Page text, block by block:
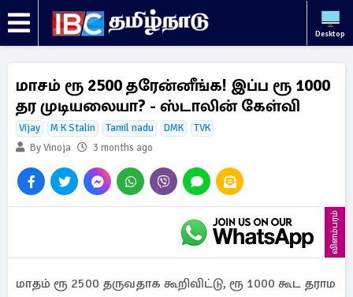
Desktop
மாசம் ரூ 2500 தரேன்னீங்க! இப்ப ரூ 1000
தர முடியலையா? - ஸ்டாலின் கேள்வி
Vijay M K Stalin Tamil nadu DMK
TVK
By Vinoja
3 months ago
விளம்பரம்
மாதம் ரூ 2500 தருவதாக கூறிவிட்டு, ரூ 1000 கூட தராம